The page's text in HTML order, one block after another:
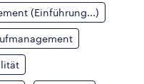
(Einführung...)